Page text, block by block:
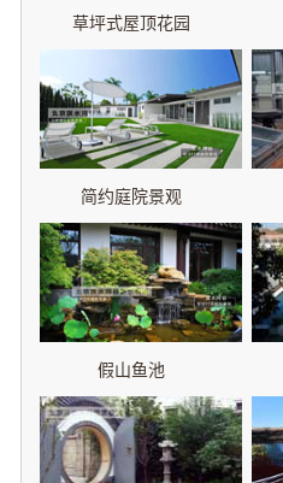
草坪式屋顶花园
简约庭院景观
假山鱼池